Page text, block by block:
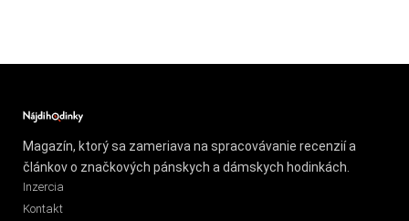
Magazín, ktorý sa zameriava na spracovávanie recenzií a
článkov o značkových pánskych a dámskych hodinkách.
Inzercia
Kontakt